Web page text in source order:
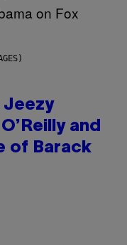
Jeezy
and
of Barack